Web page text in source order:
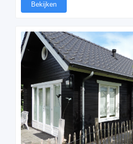
Bekijken